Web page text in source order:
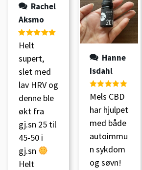
Isdahl
Vurdert5 av
Mels CBD
har hjulpet
med både
autoimmu
n sykdom
og søvn!
Aksmo
Vurdert
Helt
supert,
slet med
lav HRV og
denne ble
økt fra
gj.sn 25 til
45-50 i
gj.sn
Helt